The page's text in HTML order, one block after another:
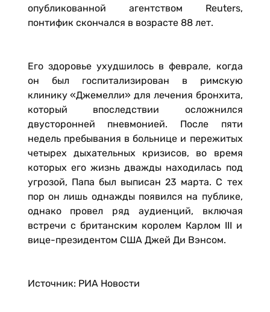
опубликованной агентством Reuters,
понтифик скончался в возрасте 88 лет.
Его здоровье ухудшилось в феврале, когда
он был госпитализирован в римскую
клинику «Джемелли» для лечения бронхита,
который впоследствии осложнился
двусторонней пневмонией. После пяти
недель пребывания в больнице и пережитых
четырех дыхательных кризисов, во время
которых его жизнь дважды находилась под
угрозой, Папа был выписан 23 марта. С тех
пор он лишь однажды появился на публике,
однако провел ряд аудиенций, включая
встречи с британским королем Карлом III и
вице-президентом США Джей Ди Вэнсом.
Источник: РИА Новости